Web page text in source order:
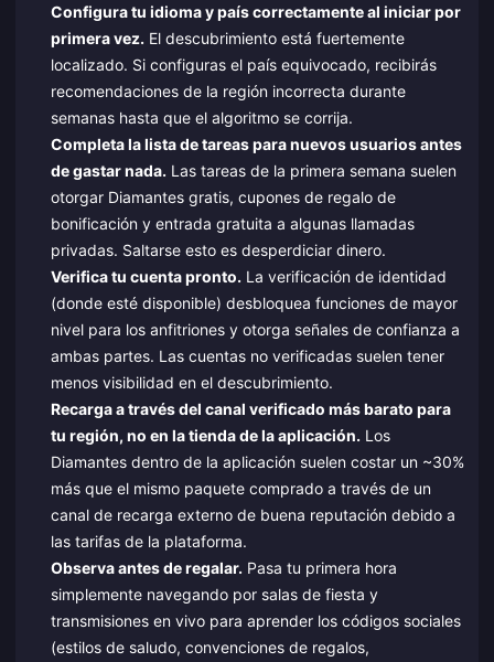
Configura tu idioma y país correctamente al iniciar por
primera vez. El descubrimiento está fuertemente
localizado. Si configuras el país equivocado, recibirás
recomendaciones de la región incorrecta durante
semanas hasta que el algoritmo se corrija.
Completa la lista de tareas para nuevos usuarios antes
de gastar nada. Las tareas de la primera semana suelen
otorgar Diamantes gratis, cupones de regalo de
bonificación y entrada gratuita a algunas llamadas
privadas. Saltarse esto es desperdiciar dinero.
Verifica tu cuenta pronto. La verificación de identidad
(donde esté disponible) desbloquea funciones de mayor
nivel para los anfitriones y otorga señales de confianza a
ambas partes. Las cuentas no verificadas suelen tener
menos visibilidad en el descubrimiento.
Recarga a través del canal verificado más barato para
tu región, no en la tienda de la aplicación. Los
Diamantes dentro de la aplicación suelen costar un ~30%
más que el mismo paquete comprado a través de un
canal de recarga externo de buena reputación debido a
las tarifas de la plataforma.
Observa antes de regalar. Pasa tu primera hora
simplemente navegando por salas de fiesta y
transmisiones en vivo para aprender los códigos sociales
(estilos de saludo, convenciones de regalos,